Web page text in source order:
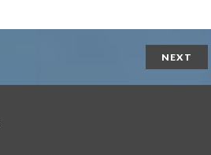
NEXT